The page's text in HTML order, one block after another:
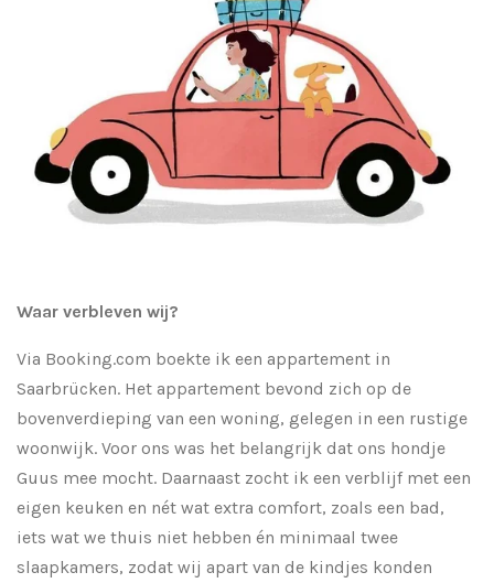
Waar verbleven wij?
Via Booking.com boekte ik een appartement in
Saarbrücken. Het appartement bevond zich op de
bovenverdieping van een woning, gelegen in een rustige
woonwijk. Voor ons was het belangrijk dat ons hondje
Guus mee mocht. Daarnaast zocht ik een verblijf met een
eigen keuken en nét wat extra comfort, zoals een bad,
iets wat we thuis niet hebben én minimaal twee
slaapkamers, zodat wij apart van de kindjes konden